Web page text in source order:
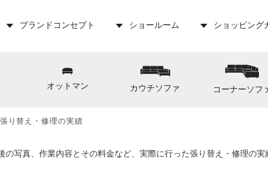
ブランドコンセプト ショールーム ショッピング
オットマン カウチソファ コーナーソフ
張り替え・修理の実績